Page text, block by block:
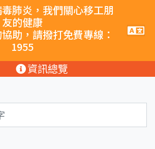
肺炎，我們關心移工朋
友的健康
助，請撥打免費專線：
1955
手
機
覽
鈕
資訊總覽